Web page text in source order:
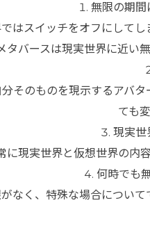
無限の期間
はスイッチをオフにして
タバースは現実世界に近い
そのものを現示するアバ
ても
現実世
に現実世界と仮想世界の内
何時でも
なく、特殊な場合につい